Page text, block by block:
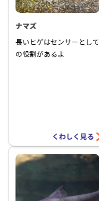
ナマズ
長いヒゲはセンサーとして
の役割があるよ
くわしく見る